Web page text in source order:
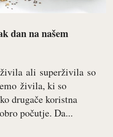
dan na našem
ali superživila so
živila, ki so
drugače koristna
počutje. Da...